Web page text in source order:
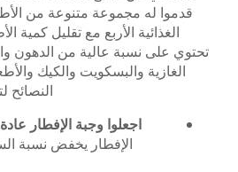
قدموا له مجموعة متنوعة من
الغذائية الأربع مع تقليل كمية
تحتوي على نسبة عالية من الدهون
الغازية والبسكويت والكيك
النصائح
اجعلوا وجبة الإفطار
الإفطار يخفض نسبة